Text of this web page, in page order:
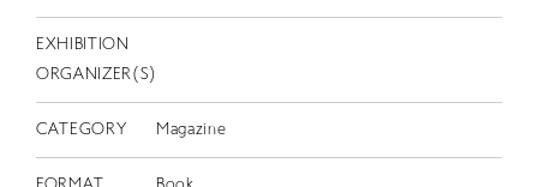
EXHIBITION
ORGANIZER(S)
CATEGORY Magazine